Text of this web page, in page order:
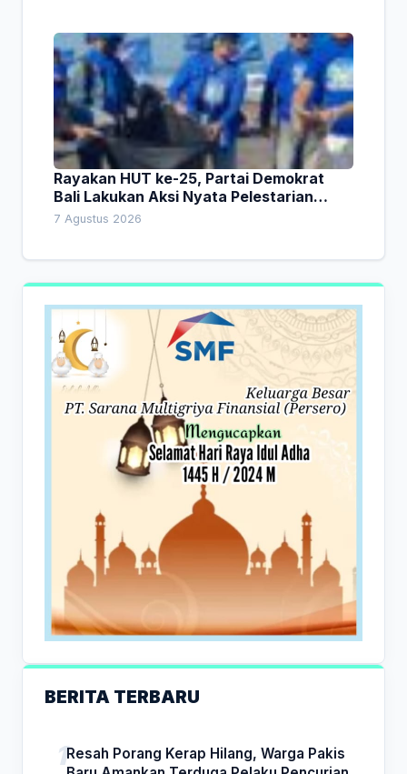
Rayakan HUT ke-25, Partai Demokrat
Bali Lakukan Aksi Nyata Pelestarian
Lingkungan
7 Agustus 2026
BERITA TERBARU
Resah Porang Kerap Hilang, Warga Pakis